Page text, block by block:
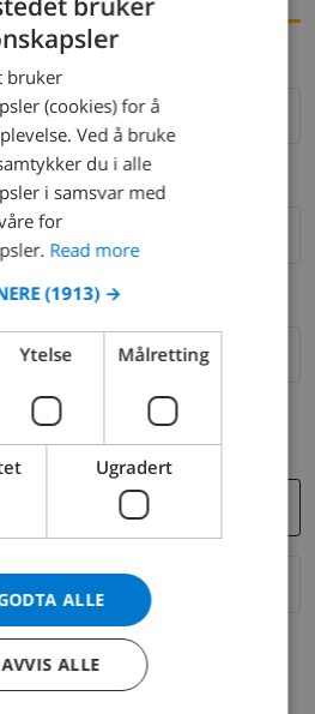
ikke fungerer.
ut)
Dine personalia vil aldri bli delt
SPANISH
GERMAN
CATALAN
NORWEGIAN
bruker
(cookies) for å
Ved å bruke
du i alle
i samsvar med
for
Read more
(1913) →
Ytelse Målretting
Ugradert
ALLE
AVVIS ALLE